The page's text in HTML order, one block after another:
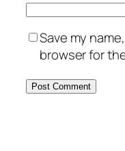
Save my
browser for